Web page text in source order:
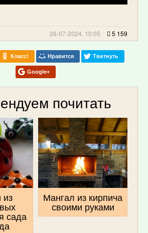
26-07-2024, 10:05 5 159
Класс! Нравится Твитнуть
Google+
почитать
из
сада
Мангал из кирпича
своими руками